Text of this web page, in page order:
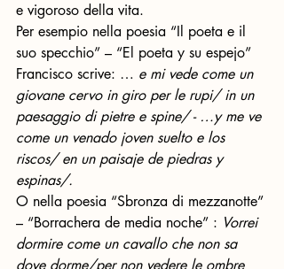
e vigoroso della vita.
Per esempio nella poesia “Il poeta e il
suo specchio” – “El poeta y su espejo”
Francisco scrive: … e mi vede come un
giovane cervo in giro per le rupi/ in un
paesaggio di pietre e spine/ - …y me ve
come un venado joven suelto e los
riscos/ en un paisaje de piedras y
espinas/.
O nella poesia “Sbronza di mezzanotte”
– “Borrachera de media noche” : Vorrei
dormire come un cavallo che non sa
dove dorme/per non vedere le ombre